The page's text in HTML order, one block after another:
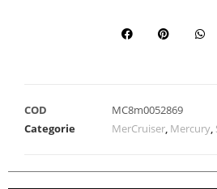
COD
MC8m0052869
Categorie
MerCruiser, Mercury,